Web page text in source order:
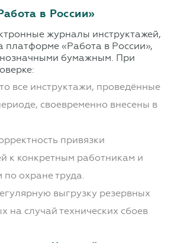
в России»
журналы инструктажей,
«Работа в России»,
бумажным. При
все инструктажи, проведённые
своевременно внесены в
привязки
к конкретным работникам и
по охране труда.
выгрузку резервных
на случай технических сбоев